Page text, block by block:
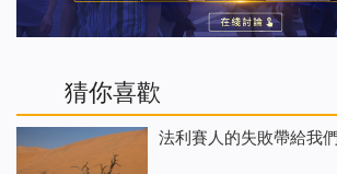
猜你喜歡
法利賽人的失敗帶給我